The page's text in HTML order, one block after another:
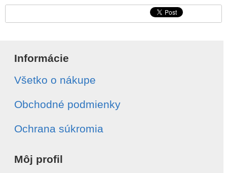
Informácie
Všetko o nákupe
Obchodné podmienky
Ochrana súkromia
Môj profil